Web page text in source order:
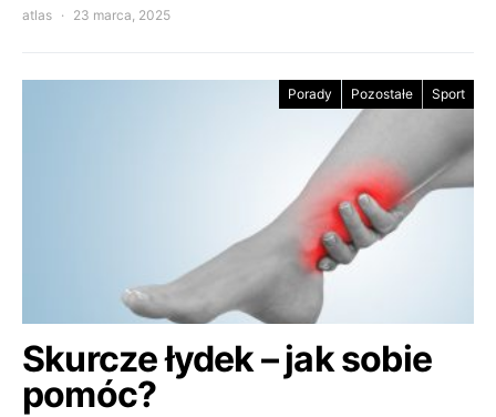
atlas 23 marca, 2025
Porady Pozostałe Sport
Skurcze łydek – jak sobie
pomóc?